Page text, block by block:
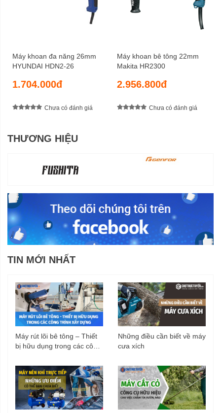
Máy khoan đa năng 26mm
HYUNDAI HDN2-26
1.704.000đ
Chưa có đánh giá
Máy khoan bê tông 22mm
Makita HR2300
2.956.800đ
Chưa có đánh giá
THƯƠNG HIỆU
TIN MỚI NHẤT
Máy rút lõi bê tông – Thiết
bị hữu dụng trong các công
Những điều cần biết về máy
cưa xích